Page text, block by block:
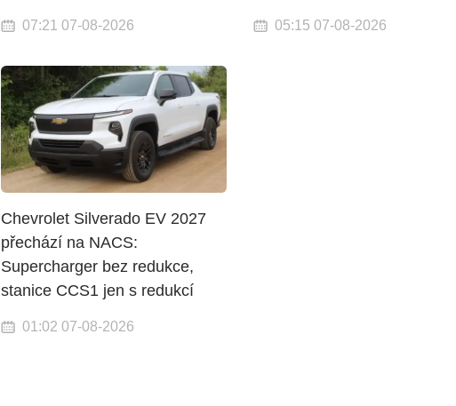
07:21 07-08-2026 05:15 07-08-2026
Chevrolet Silverado EV 2027
přechází na NACS:
Supercharger bez redukce,
stanice CCS1 jen s redukcí
01:02 07-08-2026